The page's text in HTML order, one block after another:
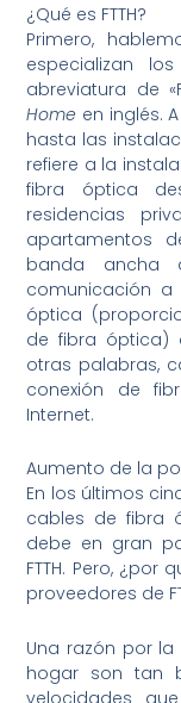
¿Qué es FTTH?
Primero,
especializan
abreviatura de
Home en inglés.
hasta las
refiere a la
fibra óptica
residencias
apartamentos
banda ancha
comunicación
óptica
de fibra óptica)
otras palabras,
conexión de
Internet.
Aumento de la
En los últimos
cables de fibra
debe en gran
FTTH. Pero,
proveedores de
Una razón por
hogar son tan
velocidades